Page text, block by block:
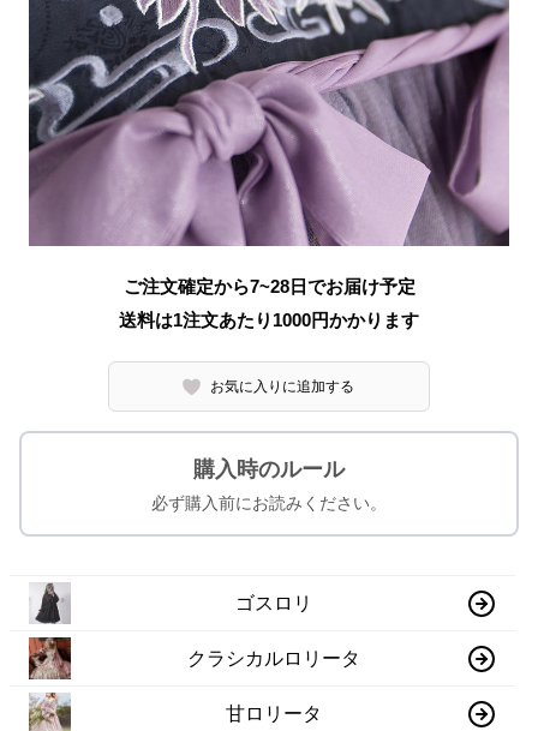
ご注文確定から7~28日でお届け予定
送料は1注文あたり 1000円かかります
お気に入りに追加する
購入時のルール
必ず購入前にお読みください。
ゴスロリ
クラシカルロリータ
甘ロリータ